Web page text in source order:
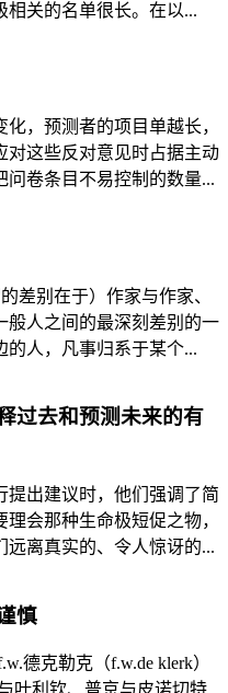
关的名单很长。在以...
，预测者的项目单越长，
对这些反对意见时占据主动
卷条目不易控制的数量...
差别在于）作家与作家、
般人之间的最深刻差别的一
人，凡事归系于某个...
过去和预测未来的有
提出建议时，他们强调了简
会那种生命极短促之物，
远离真实的、令人惊讶的...
慎
德克勒克（f.w.de klerk）